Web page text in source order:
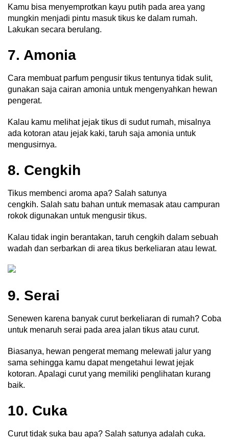
Kamu bisa menyemprotkan kayu putih pada area yang
mungkin menjadi pintu masuk tikus ke dalam rumah.
Lakukan secara berulang.
7. Amonia
Cara membuat parfum pengusir tikus tentunya tidak sulit,
gunakan saja cairan amonia untuk mengenyahkan hewan
pengerat.
Kalau kamu melihat jejak tikus di sudut rumah, misalnya
ada kotoran atau jejak kaki, taruh saja amonia untuk
mengusirnya.
8. Cengkih
Tikus membenci aroma apa? Salah satunya
cengkih. Salah satu bahan untuk memasak atau campuran
rokok digunakan untuk mengusir tikus.
Kalau tidak ingin berantakan, taruh cengkih dalam sebuah
wadah dan serbarkan di area tikus berkeliaran atau lewat.
9. Serai
Senewen karena banyak curut berkeliaran di rumah? Coba
untuk menaruh serai pada area jalan tikus atau curut.
Biasanya, hewan pengerat memang melewati jalur yang
sama sehingga kamu dapat mengetahui lewat jejak
kotoran. Apalagi curut yang memiliki penglihatan kurang
baik.
10. Cuka
Curut tidak suka bau apa? Salah satunya adalah cuka.